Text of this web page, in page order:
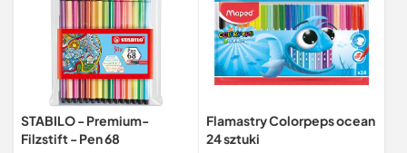
STABILO - Premium-
Filzstift - Pen 68
Flamastry Colorpeps ocean
24 sztuki